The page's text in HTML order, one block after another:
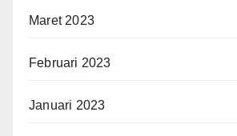
Maret 2023
Februari 2023
Januari 2023